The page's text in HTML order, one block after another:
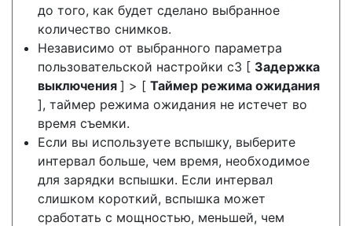
до того, как будет сделано выбранное
количество снимков.
Независимо от выбранного параметра
пользовательской настройки c3 [ Задержка
выключения ] > [ Таймер режима ожидания
], таймер режима ожидания не истечет во
время съемки.
Если вы используете вспышку, выберите
интервал больше, чем время, необходимое
для зарядки вспышки. Если интервал
слишком короткий, вспышка может
сработать с мощностью, меньшей, чем